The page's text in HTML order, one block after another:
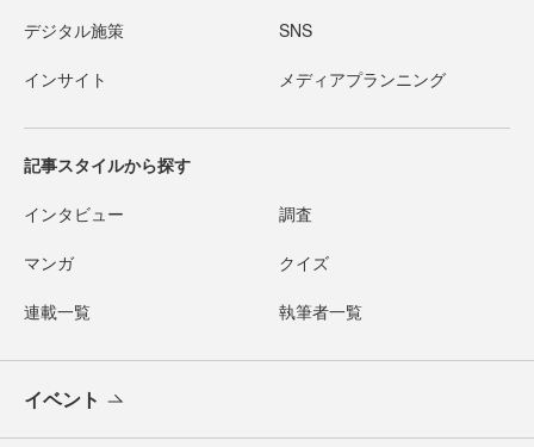
デジタル施策 SNS
インサイト メディアプランニング
記事スタイルから探す
インタビュー 調査
マンガ クイズ
連載一覧 執筆者一覧
イベント